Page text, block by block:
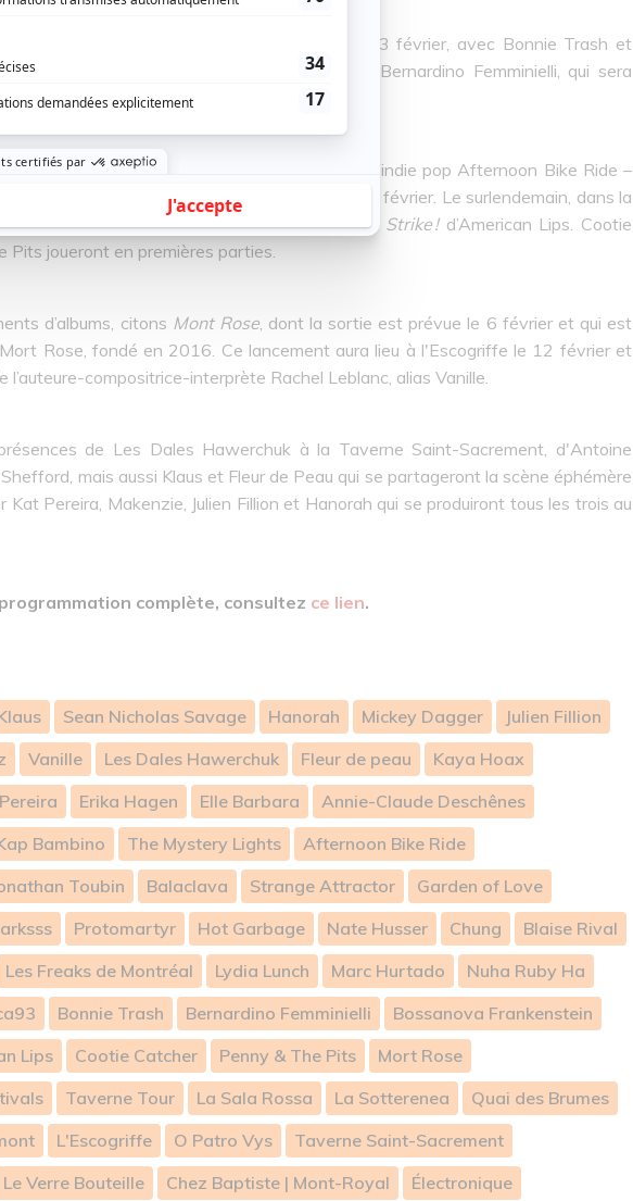
Jessica93 se produira à La Sotternea le 13 février, avec Bonnie Trash et
Puis, le 14 février, ce sera au tour de Bernardino Femminielli, qui sera
de Bossanova Frankenstein.
également droit à ses concerts, avec le trio d’indie pop Afternoon Bike Ride –
par Fruit Snack et Erika Hagen – le 12 février. Le surlendemain, dans la
auront droit à un lancement de l’albumOn Strike !d’American Lips. Cootie
Pits joueront en premières parties.
d’albums, citons Mont Rose, dont la sortie est prévue le 6 février et qui est
Rose, fondé en 2016. Ce lancement aura lieu à l'Escogriffe le 12 février et
l’auteure-compositrice-interprète Rachel Leblanc, alias Vanille.
de Les Dales Hawerchuk à la Taverne Saint-Sacrement, d'Antoine
mais aussi Klaus et Fleur de Peau qui se partageront la scène éphémère
Kat Pereira, Makenzie, Julien Fillion et Hanorah qui se produiront tous les trois au
complète, consultez ce lien.
Sean Nicholas Savage Hanorah Mickey Dagger
Julien Fillion
Vanille Les Dales Hawerchuk Fleur de peau
Kaya Hoax
Erika Hagen Elle Barbara
Annie-Claude Deschênes
Bambino The Mystery Lights
Afternoon Bike Ride
Toubin Balaclava Strange Attractor
Garden of Love
Protomartyr Hot Garbage Nate Husser Chung
Blaise Rival
Les Freaks de Montréal Lydia Lunch Marc Hurtado
Nuha Ruby Ha
Bonnie Trash Bernardino Femminielli
Bossanova Frankenstein
Lips Cootie Catcher Penny & The Pits
Mort Rose
Taverne Tour La Sala Rossa La Sotterenea
Quai des Brumes
L'Escogriffe O Patro Vys
Taverne Saint-Sacrement
Le Verre Bouteille Chez Baptiste | Mont-Royal
Électronique